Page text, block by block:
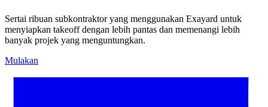
Sertai ribuan subkontraktor yang menggunakan Exayard untuk
menyiapkan takeoff dengan lebih pantas dan memenangi lebih
banyak projek yang menguntungkan.
Mulakan